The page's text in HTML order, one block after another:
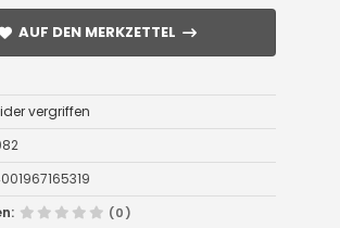
AUF DEN MERKZETTEL
AUF DEN MERKZETTEL
vergriffen
(0)